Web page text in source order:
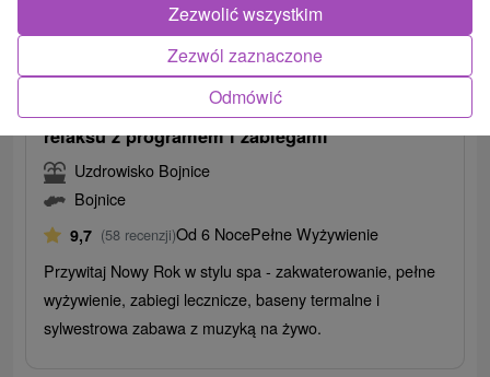
589,35zł
Sylwester w Bojnicach: Pobyt pełen zdrowia i
relaksu z programem i zabiegami
Uzdrowisko Bojnice
Bojnice
9,7 (58 recenzji)Od 6 NocePełne Wyżywienie
Przywitaj Nowy Rok w stylu spa - zakwaterowanie, pełne
wyżywienie, zabiegi lecznicze, baseny termalne i
sylwestrowa zabawa z muzyką na żywo.
Odmówić
Zezwól zaznaczone
Zezwolić wszystkim